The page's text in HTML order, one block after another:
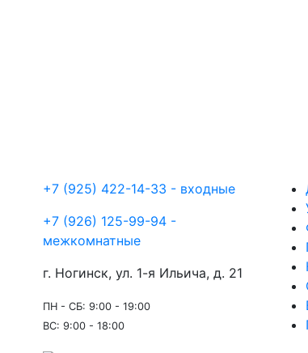
+7 (925) 422-14-33 - входные
+7 (926) 125-99-94 -
межкомнатные
г. Ногинск, ул. 1-я Ильича, д. 21
ПН - СБ: 9:00 - 19:00
ВС: 9:00 - 18:00